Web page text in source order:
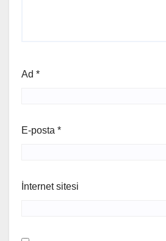
Ad *
E-posta *
İnternet sitesi